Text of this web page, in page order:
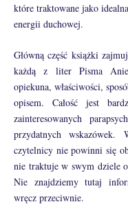
które traktowane jako
energii duchowej.
Główną część książki
każdą z liter Pisma
opiekuna, właściwości,
opisem. Całość jest
zainteresowanych
przydatnych wskazówek.
czytelnicy nie powinni się
nie traktuje w swym dziele
Nie znajdziemy tutaj
wręcz przeciwnie.